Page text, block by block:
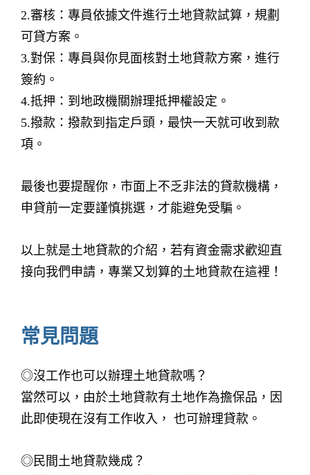
2.審核：專員依據文件進行土地貸款試算，規劃
可貸方案。
3.對保：專員與你見面核對土地貸款方案，進行
簽約。
4.抵押：到地政機關辦理抵押權設定。
5.撥款：撥款到指定戶頭，最快一天就可收到款
項。
最後也要提醒你，市面上不乏非法的貸款機構，
申貸前一定要謹慎挑選，才能避免受騙。
以上就是土地貸款的介紹，若有資金需求歡迎直
接向我們申請，專業又划算的土地貸款在這裡！
常見問題
◎沒工作也可以辦理土地貸款嗎？
當然可以，由於土地貸款有土地作為擔保品，因
此即使現在沒有工作收入， 也可辦理貸款。
◎民間土地貸款幾成？